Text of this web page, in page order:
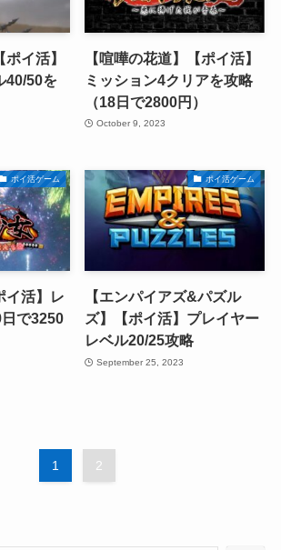
イ活】
40/50を
【喧嘩の花道】【ポイ活】
ミッション4クリアを攻略
（18日で2800円）
October 9, 2023
ポイ活ゲーム
イ活】レ
で3250
ポイ活ゲーム
【エンパイアズ&パズル
ズ】【ポイ活】プレイヤー
レベル20/25攻略
September 25, 2023
1 2